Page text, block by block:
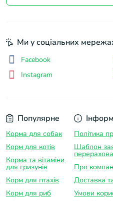
Популярне
Корма для собак
Корм для котів
Корма та вітаміни
для гризунів
Корм для птахів
Корм для риб
Політика
Шаблон
Про
Доставка
Умови
Ми у соціальних
Facebook
Instagram